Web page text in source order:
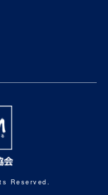
Reserved.